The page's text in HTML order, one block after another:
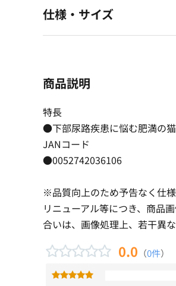
仕様・サイズ
商品説明
特長
●下部尿路疾患に悩む肥満の
JANコード
●0052742036106
※品質向上のため予告なく仕
リニューアル等につき、商品
合いは、画像処理上、若干異
0.0 （0件）